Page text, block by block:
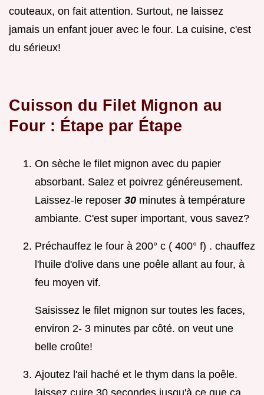
couteaux, on fait attention. Surtout, ne laissez
jamais un enfant jouer avec le four. La cuisine, c'est
du sérieux!
Cuisson du Filet Mignon au
Four : Étape par Étape
On sèche le filet mignon avec du papier
absorbant. Salez et poivrez généreusement.
Laissez-le reposer 30 minutes à température
ambiante. C'est super important, vous savez?
Préchauffez le four à 200° c ( 400° f) . chauffez
l'huile d'olive dans une poêle allant au four, à
feu moyen vif.
Saisissez le filet mignon sur toutes les faces,
environ 2- 3 minutes par côté. on veut une
belle croûte!
Ajoutez l'ail haché et le thym dans la poêle.